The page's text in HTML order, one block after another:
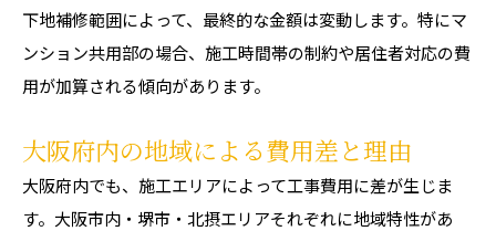
下地補修範囲によって、最終的な金額は変動します。特にマ
ンション共用部の場合、施工時間帯の制約や居住者対応の費
用が加算される傾向があります。
大阪府内の地域による費用差と理由
大阪府内でも、施工エリアによって工事費用に差が生じま
す。大阪市内・堺市・北摂エリアそれぞれに地域特性があ